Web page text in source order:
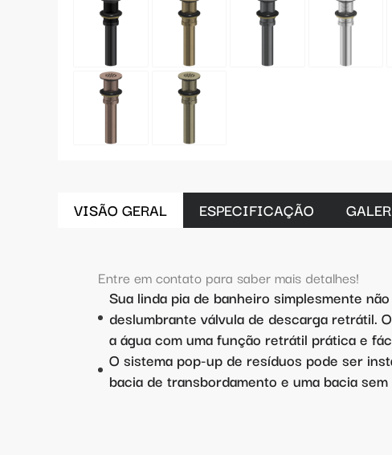
VISÃO GERAL ESPECIFICAÇÃO
Entre em contato para saber mais detalhes!
Sua linda pia de banheiro simplesmente
deslumbrante válvula de descarga retrátil.
a água com uma função retrátil prática e
O sistema pop-up de resíduos pode ser
bacia de transbordamento e uma bacia